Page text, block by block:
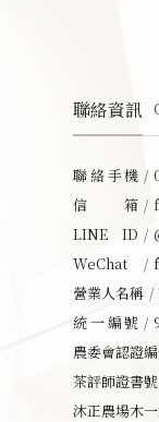
聯絡資訊
聯絡手機
信箱
LINE ID
WeChat
營業人名稱
統一編號
農委會認證
茶評師證書號
沐正農場木